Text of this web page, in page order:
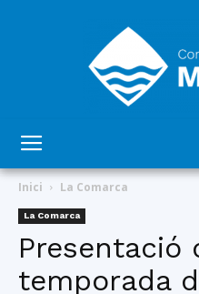
Inici La Comarca
La Comarca
Presentació
temporada